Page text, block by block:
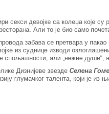
секси девојке са колеџа које
Али то је био само
забава се претвара у
из суднице изводи
спољашности, али „нежне душе“,
Дизнијеве звезде Селена
глумачког талента, који је